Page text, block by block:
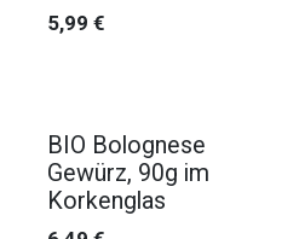
5,99 €
BIO Bolognese
Gewürz, 90g im
Korkenglas